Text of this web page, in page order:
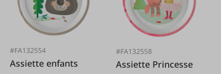
#FA132554
Assiette enfants
#FA132558
Assiette Princesse